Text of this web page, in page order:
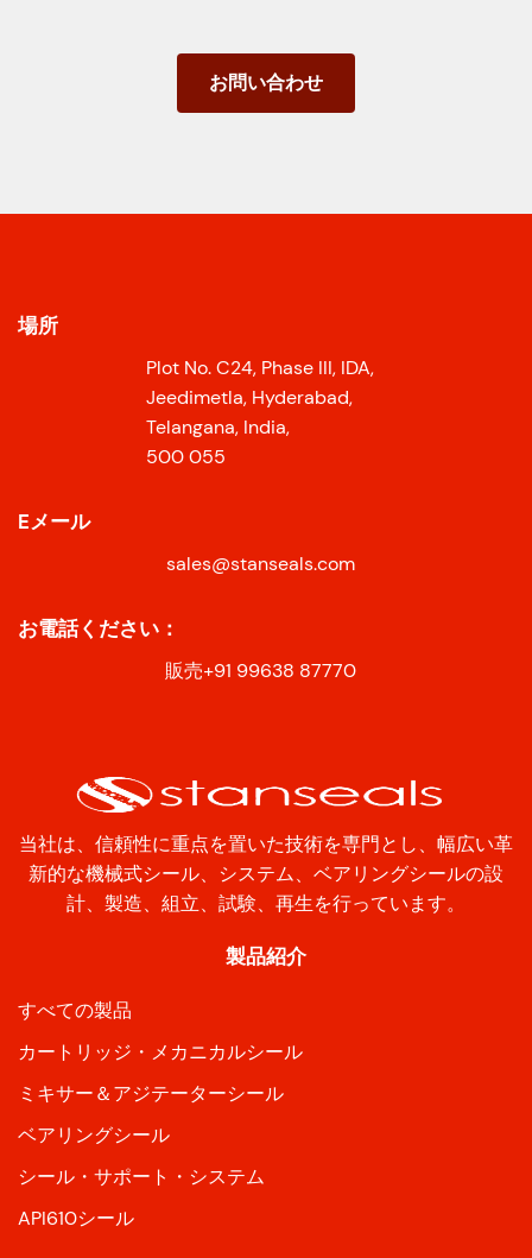
お問い合わせ
場所
Plot No. C24, Phase III, IDA,
Jeedimetla, Hyderabad,
Telangana, India,
500 055
Eメール
sales@stanseals.com
お電話ください：
販売+91 99638 87770
当社は、信頼性に重点を置いた技術を専門とし、幅広い革
新的な機械式シール、システム、ベアリングシールの設
計、製造、組立、試験、再生を行っています。
製品紹介
すべての製品
カートリッジ・メカニカルシール
ミキサー＆アジテーターシール
ベアリングシール
シール・サポート・システム
API610シール